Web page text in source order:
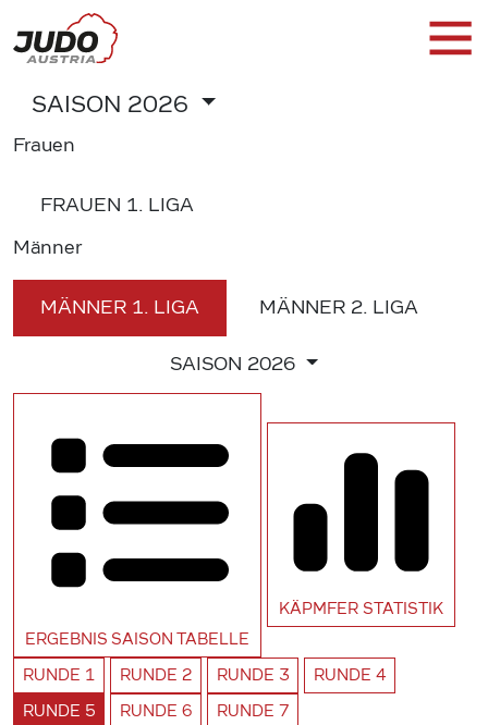
SAISON 2026
Frauen
FRAUEN 1. LIGA
Männer
MÄNNER 1. LIGA MÄNNER 2. LIGA
SAISON 2026
ERGEBNIS SAISON TABELLE
KÄPMFER STATISTIK
RUNDE 1 RUNDE 2 RUNDE 3 RUNDE 4
RUNDE 5 RUNDE 6 RUNDE 7